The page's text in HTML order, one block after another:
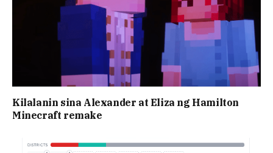
Kilalanin sina Alexander at Eliza ng Hamilton
Minecraft remake